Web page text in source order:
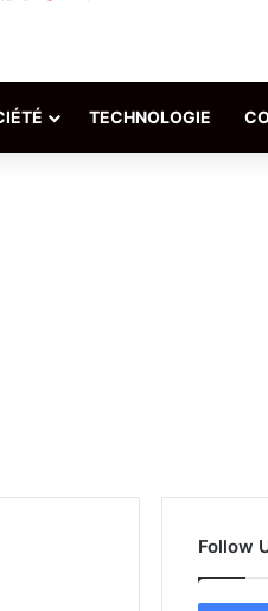
TECHNOLOGIE
Follow